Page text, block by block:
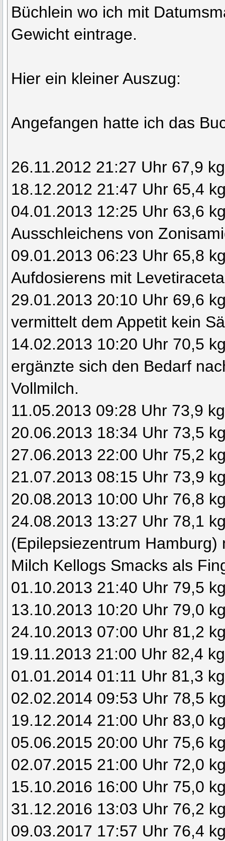
Büchlein wo ich mit
Gewicht eintrage.
Hier ein kleiner Auszug:
Angefangen hatte ich das
26.11.2012 21:27 Uhr 67,9 kg
18.12.2012 21:47 Uhr 65,4
04.01.2013 12:25 Uhr 63,6
Ausschleichens von
09.01.2013 06:23 Uhr 65,8
Aufdosierens mit
29.01.2013 20:10 Uhr 69,6
vermittelt dem Appetit kein
14.02.2013 10:20 Uhr 70,5
ergänzte sich den Bedarf
Vollmilch.
11.05.2013 09:28 Uhr 73,9 kg
20.06.2013 18:34 Uhr 73,5
27.06.2013 22:00 Uhr 75,2
21.07.2013 08:15 Uhr 73,9
20.08.2013 10:00 Uhr 76,8
24.08.2013 13:27 Uhr 78,1
(Epilepsiezentrum Hamburg)
Milch Kellogs Smacks als
01.10.2013 21:40 Uhr 79,5
13.10.2013 10:20 Uhr 79,0
24.10.2013 07:00 Uhr 81,2
19.11.2013 21:00 Uhr 82,4 kg
01.01.2014 01:11 Uhr 81,3 kg
02.02.2014 09:53 Uhr 78,5
19.12.2014 21:00 Uhr 83,0
05.06.2015 20:00 Uhr 75,6
02.07.2015 21:00 Uhr 72,0
15.10.2016 16:00 Uhr 75,0
31.12.2016 13:03 Uhr 76,2
09.03.2017 17:57 Uhr 76,4